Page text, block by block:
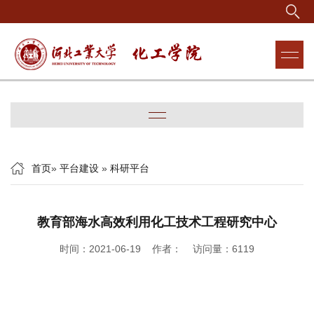
首页» 平台建设 » 科研平台
教育部海水高效利用化工技术工程研究中心
时间：2021-06-19 作者： 访问量： 6119